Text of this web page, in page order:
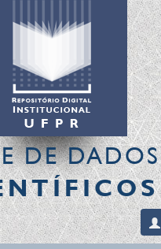
DE DADOS